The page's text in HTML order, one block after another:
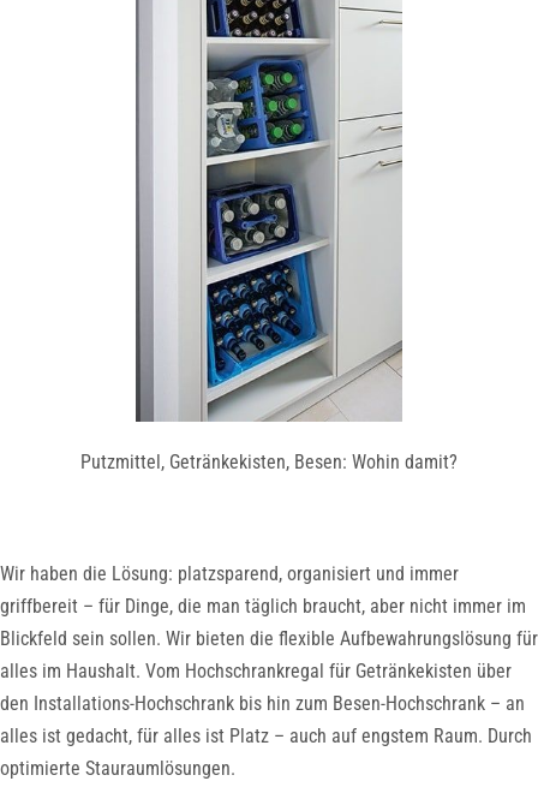
Putzmittel, Getränkekisten, Besen: Wohin damit?
Wir haben die Lösung: platzsparend, organisiert und immer
griffbereit – für Dinge, die man täglich braucht, aber nicht immer im
Blickfeld sein sollen. Wir bieten die flexible Aufbewahrungslösung für
alles im Haushalt. Vom Hochschrankregal für Getränkekisten über
den Installations-Hochschrank bis hin zum Besen-Hochschrank – an
alles ist gedacht, für alles ist Platz – auch auf engstem Raum. Durch
optimierte Stauraumlösungen.